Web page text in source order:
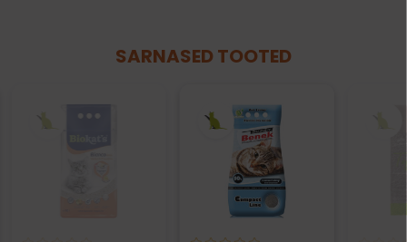
SARNASED TOOTED